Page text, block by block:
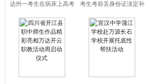
达州一考生在病床上高考 考生考前丢身份证淡定补
办：有警察丢证也不怕